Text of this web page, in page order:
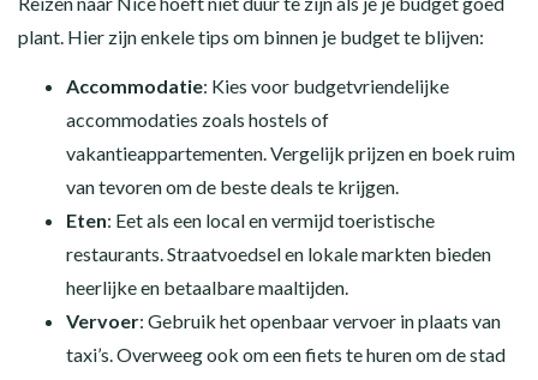
plant. Hier zijn enkele tips om binnen je budget te blijven:
Accommodatie: Kies voor budgetvriendelijke
accommodaties zoals hostels of
vakantieappartementen. Vergelijk prijzen en boek ruim
van tevoren om de beste deals te krijgen.
Eten: Eet als een local en vermijd toeristische
restaurants. Straatvoedsel en lokale markten bieden
heerlijke en betaalbare maaltijden.
Vervoer: Gebruik het openbaar vervoer in plaats van
taxi’s. Overweeg ook om een fiets te huren om de stad